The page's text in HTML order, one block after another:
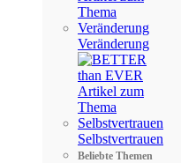
Veränderung
Selbstvertrauen
Beliebte Themen